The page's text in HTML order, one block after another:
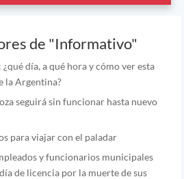
de "Informativo"
día, a qué hora y cómo ver esta
la Argentina?
seguirá sin funcionar hasta nuevo
para viajar con el paladar
y funcionarios municipales
de licencia por la muerte de sus